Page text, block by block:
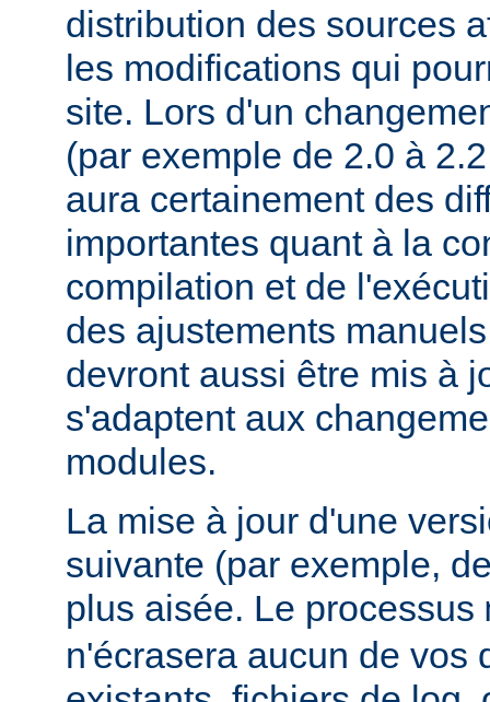
distribution des sources
les modifications qui
site. Lors d'un
(par exemple de 2.0 à
aura certainement des
importantes quant à la
compilation et de
des ajustements
devront aussi être mis à
s'adaptent aux
modules.
La mise à jour d'une
suivante (par exemple,
plus aisée. Le processus
n'écrasera aucun de vos